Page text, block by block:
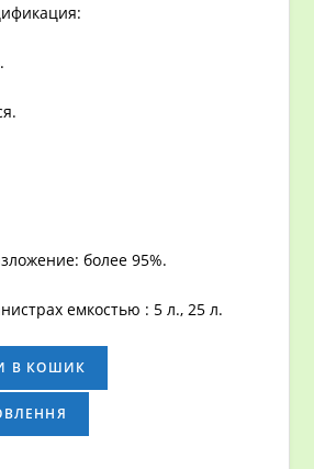
более 95%.
емкостью : 5 л., 25 л.
В КОШИК